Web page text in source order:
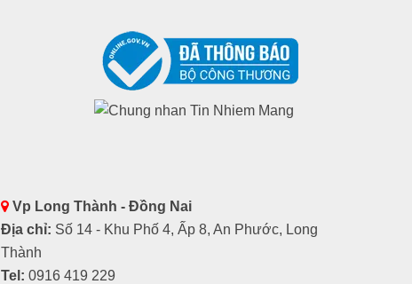
Vp Long Thành - Đồng Nai
Địa chỉ: Số 14 - Khu Phố 4, Ấp 8, An Phước, Long
Thành
Tel: 0916 419 229